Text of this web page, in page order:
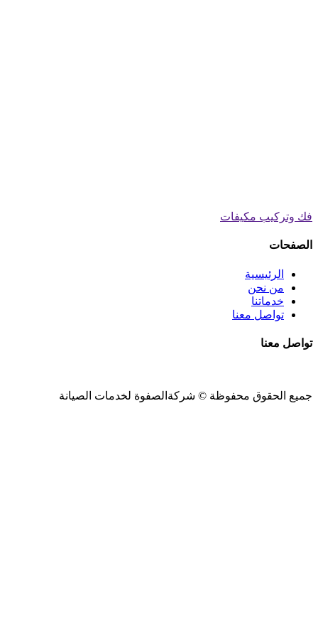
فك وتركيب مكيفات
الصفحات
الرئيسية
من نحن
خدماتنا
تواصل معنا
تواصل معنا
جميع الحقوق محفوظة © شركةالصفوة لخدمات الصيانة